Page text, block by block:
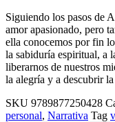
Siguiendo los pasos de
amor apasionado, pero
ella conocemos por fin
la sabiduría espiritual, a
liberarnos de nuestros
la alegría y a descubrir
SKU 9789877250428
personal, Narrativa Tag